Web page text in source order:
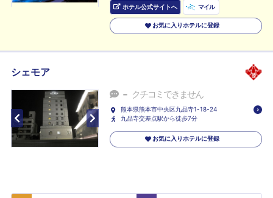
ホテル公式サイトへ マイル
お気に入りホテルに登録
シェモア
- クチコミできません
熊本県熊本市中央区九品寺1-18-24
九品寺交差点駅から徒歩7分
お気に入りホテルに登録